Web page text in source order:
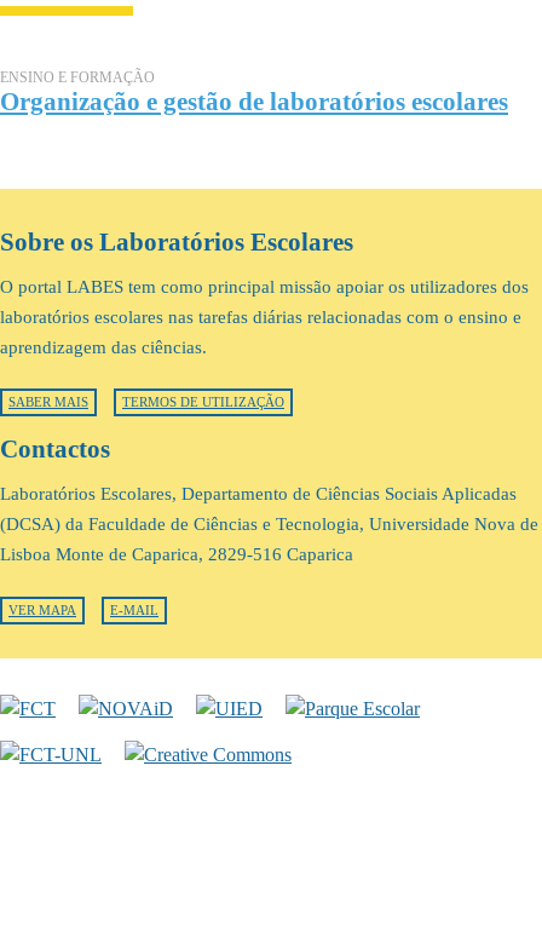
ENSINO E FORMAÇÃO
Organização e gestão de laboratórios escolares
Sobre os Laboratórios Escolares
O portal LABES tem como principal missão apoiar os utilizadores dos
laboratórios escolares nas tarefas diárias relacionadas com o ensino e
aprendizagem das ciências.
SABER MAIS TERMOS DE UTILIZAÇÃO
Contactos
Laboratórios Escolares, Departamento de Ciências Sociais Aplicadas
(DCSA) da Faculdade de Ciências e Tecnologia, Universidade Nova de
Lisboa Monte de Caparica, 2829-516 Caparica
VER MAPA E-MAIL